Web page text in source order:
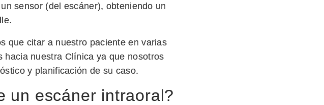
sensor (del escáner), obteniendo un
que citar a nuestro paciente en varias
hacia nuestra Clínica ya que nosotros
y planificación de su caso.
un escáner intraoral?